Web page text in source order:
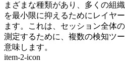
まざまな種類があり、多くの組
を最小限に抑えるためにレイヤ
ます。これは、セッション全体
測定するために、複数の検知ツ
意味します。
item-2-icon